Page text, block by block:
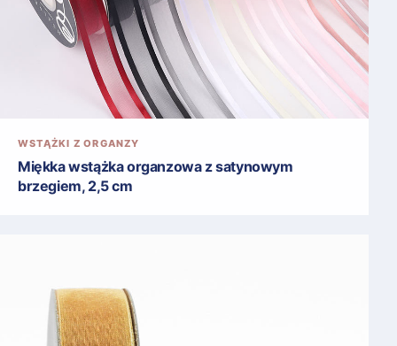
WSTĄŻKI Z ORGANZY
Miękka wstążka organzowa z satynowym
brzegiem, 2,5 cm